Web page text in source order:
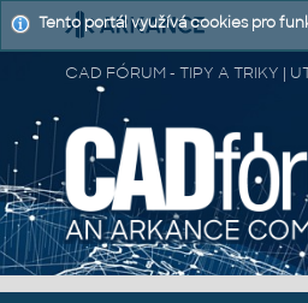
CAD FÓRUM - TIPY A TRIKY |
Tento portál využívá cookies pro